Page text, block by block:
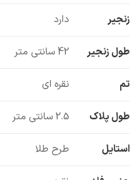
زنجیر دارد
طول زنجیر 42 سانتی متر
تم نقره ای
طول پلاک 2.5 سانتی متر
استایل طرح طلا